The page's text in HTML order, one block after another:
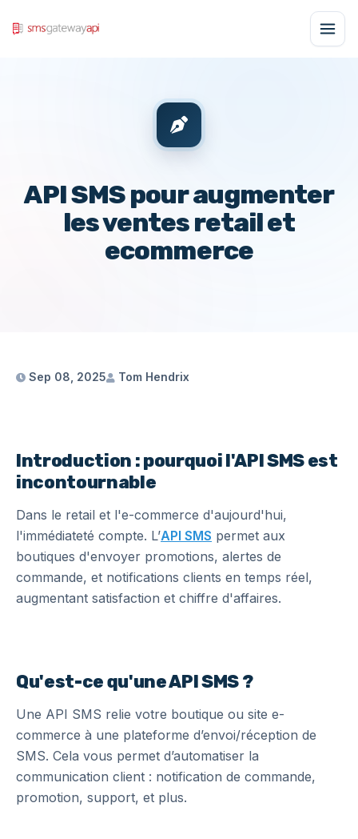
API SMS pour augmenter
les ventes retail et
ecommerce
Sep 08, 2025 Tom Hendrix
Introduction : pourquoi l'API SMS est
incontournable
Dans le retail et l'e-commerce d'aujourd'hui,
l'immédiateté compte. L’API SMS permet aux
boutiques d'envoyer promotions, alertes de
commande, et notifications clients en temps réel,
augmentant satisfaction et chiffre d'affaires.
Qu'est-ce qu'une API SMS ?
Une API SMS relie votre boutique ou site e-
commerce à une plateforme d’envoi/réception de
SMS. Cela vous permet d’automatiser la
communication client : notification de commande,
promotion, support, et plus.